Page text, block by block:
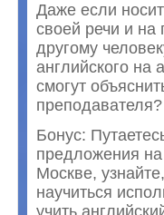
Даже если
своей речи и на
другому
английского на
смогут
преподавателя?
Бонус:
предложения на
Москве,
научиться